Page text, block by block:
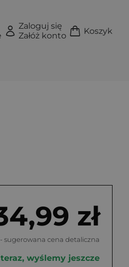
Zaloguj się
Załóż konto
Koszyk
zł
- sugerowana cena detaliczna
wyślemy jeszcze